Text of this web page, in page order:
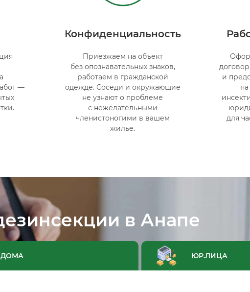
—
Конфиденциальность
Приезжаем на объект
без опознавательных знаков,
работаем в гражданской
одежде. Соседи и окружающие
не узнают о проблеме
с нежелательными
членистоногими в вашем
жилье.
и
для
в Анапе
ДОМА ЮР.ЛИЦА